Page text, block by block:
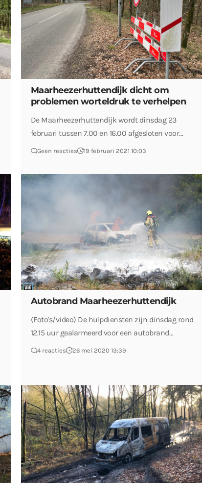
Maarheezerhuttendijk dicht om
problemen worteldruk te verhelpen
De Maarheezerhuttendijk wordt dinsdag 23
februari tussen 7.00 en 16.00 afgesloten voor…
Geen reacties 19 februari 2021 10:03
Autobrand Maarheezerhuttendijk
(Foto's/video) De hulpdiensten zijn dinsdag rond
12.15 uur gealarmeerd voor een autobrand…
4 reacties 26 mei 2020 13:39